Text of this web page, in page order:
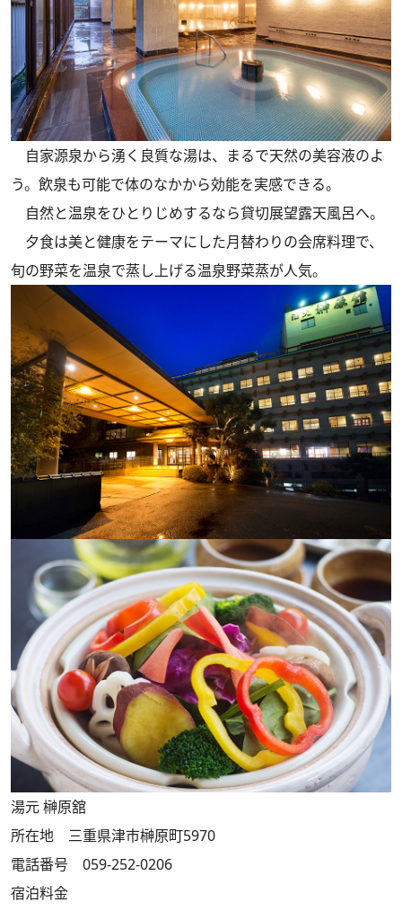
自家源泉から湧く良質な湯は、まるで天然の美容液のよ
う。飲泉も可能で体のなかから効能を実感できる。
自然と温泉をひとりじめするなら貸切展望露天風呂へ。
夕食は美と健康をテーマにした月替わりの会席料理で、
旬の野菜を温泉で蒸し上げる温泉野菜蒸が人気。
湯元 榊原舘
所在地 三重県津市榊原町5970
電話番号 059-252-0206
宿泊料金